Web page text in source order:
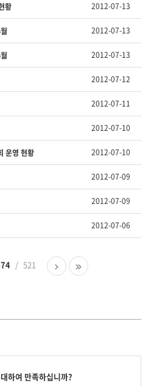
황 2012-07-13
2012-07-13
2012-07-13
2012-07-12
2012-07-11
2012-07-10
운영 현황 2012-07-10
2012-07-09
2012-07-09
2012-07-06
521
다
음
마
지
지
하여 만족하십니까?